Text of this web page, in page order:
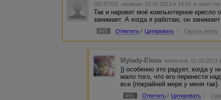
DELETED написал 01.03.2013 в 14:18 в ответ
Так и наровит моё компьютерное кресло
занимает. А когда я работаю, он
#45 Ответить / Цитировать / Скрыть ветку
Mylady-Elena написала 01.03.2013
)) особенно это радует, когда у
мало того, что его перенести
все (покрайней мере у меня так).
#65 Ответить / Цитировать /